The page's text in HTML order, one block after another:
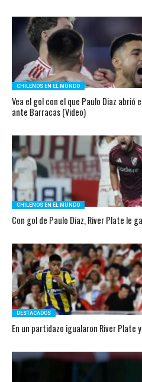
CHILENOS EN EL MUNDO
Vea el gol con el que Paulo Diaz abrió
ante Barracas (Video)
CHILENOS EN EL MUNDO
Con gol de Paulo Diaz, River Plate le
DESTACADOS
En un partidazo igualaron River Plate